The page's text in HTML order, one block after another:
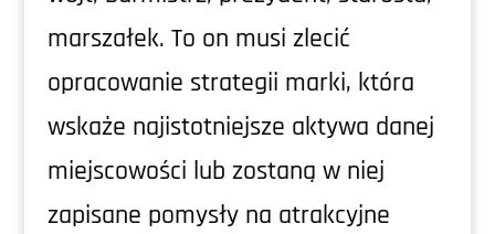
marszałek. To on musi zlecić
opracowanie strategii marki, która
wskaże najistotniejsze aktywa danej
miejscowości lub zostaną w niej
zapisane pomysły na atrakcyjne